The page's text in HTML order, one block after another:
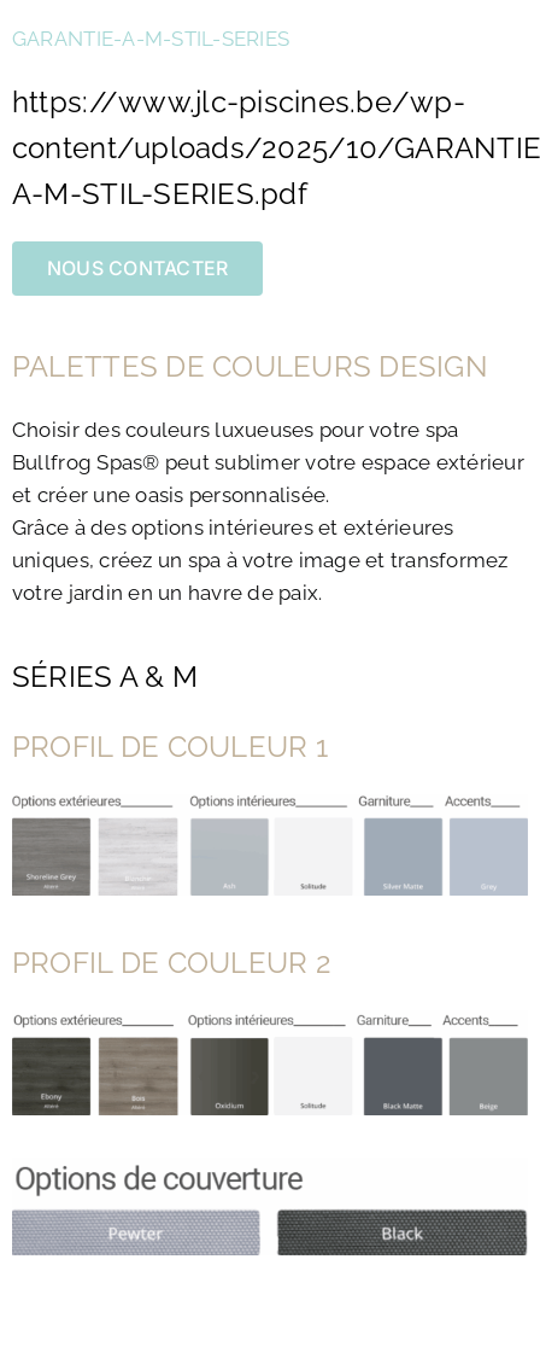
GARANTIE-A-M-STIL-SERIES
https://www.jlc-piscines.be/wp-
content/uploads/2025/10/
A-M-STIL-SERIES.pdf
NOUS CONTACTER
PALETTES DE COULEURS DESIGN
Choisir des couleurs luxueuses pour votre spa
Bullfrog Spas® peut sublimer votre espace extérieur
et créer une oasis personnalisée.
Grâce à des options intérieures et extérieures
uniques, créez un spa à votre image et transformez
votre jardin en un havre de paix.
SÉRIES A & M
PROFIL DE COULEUR 1
PROFIL DE COULEUR 2